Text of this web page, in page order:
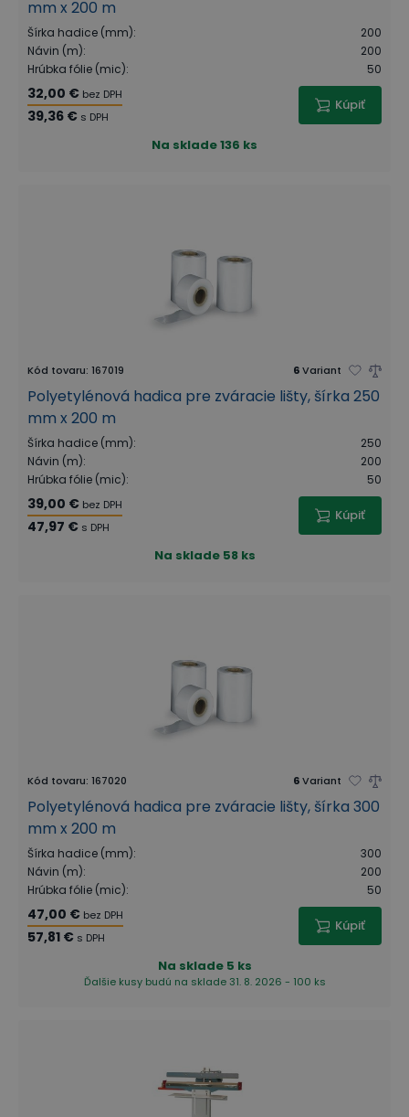
mm x 200 m
Šírka hadice (mm):
200
Návin (m):
200
Hrúbka fólie (mic): 50
32,00 € bez DPH
39,36 € s DPH
Kúpiť
Na sklade136 ks
Kód tovaru: 167019 6Variant
Polyetylénová hadica pre zváracie lišty, šírka 250
mm x 200 m
Šírka hadice (mm):
250
Návin (m):
200
Hrúbka fólie (mic): 50
39,00 € bez DPH
47,97 € s DPH
Kúpiť
Na sklade 58 ks
Kód tovaru: 167020 6Variant
Polyetylénová hadica pre zváracie lišty, šírka 300
mm x 200 m
Šírka hadice (mm):
300
Návin (m):
200
Hrúbka fólie (mic): 50
47,00 € bez DPH
57,81 € s DPH
Kúpiť
Na sklade 5 ks
Ďalšie kusy budú na sklade 31. 8. 2026 - 100 ks